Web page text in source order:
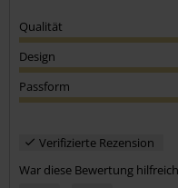
Qualität
Design
Passform
Verifizierte Rezension
War diese Bewertung